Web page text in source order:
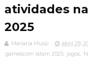
atividades
2025
Mariana Mussi abril 29,
gamescom latam 2025, jogos,